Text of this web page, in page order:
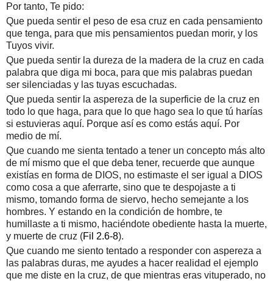
Por tanto, Te pido:
Que pueda sentir el peso de esa cruz en cada pensamiento
que tenga, para que mis pensamientos puedan morir, y los
Tuyos vivir.
Que pueda sentir la dureza de la madera de la cruz en cada
palabra que diga mi boca, para que mis palabras puedan
ser silenciadas y las tuyas escuchadas.
Que pueda sentir la aspereza de la superficie de la cruz en
todo lo que haga, para que lo que hago sea lo que tú harías
si estuvieras aquí. Porque así es como estás aquí. Por
medio de mí.
Que cuando me sienta tentado a tener un concepto más alto
de mí mismo que el que deba tener, recuerde que aunque
existías en forma de DIOS, no estimaste el ser igual a DIOS
como cosa a que aferrarte, sino que te despojaste a ti
mismo, tomando forma de siervo, hecho semejante a los
hombres. Y estando en la condición de hombre, te
humillaste a ti mismo, haciéndote obediente hasta la muerte,
y muerte de cruz (Fil 2.6-8).
Que cuando me siento tentado a responder con aspereza a
las palabras duras, me ayudes a hacer realidad el ejemplo
que me diste en la cruz, de que mientras eras vituperado, no